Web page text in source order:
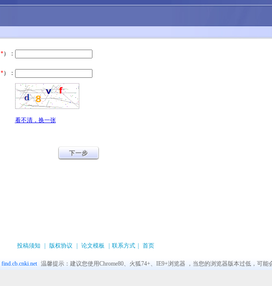
*）：
*）：
看不清，换一张
投稿须知 版权协议 论文模板 联系方式 首页
find.cb.cnki.net 温馨提示：建议您使用Chrome80、火狐74+、IE9+浏览器 ，当您的浏览器版本过低，可能